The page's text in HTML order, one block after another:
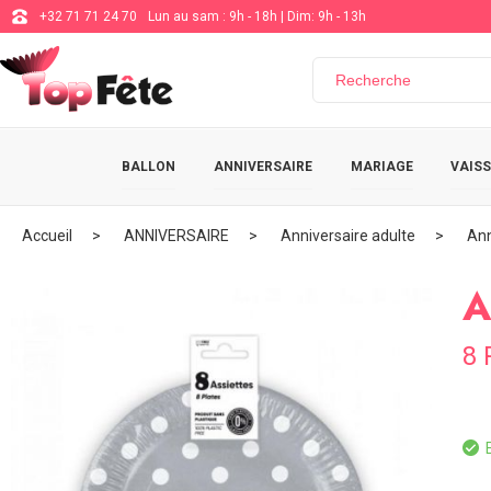
+32 71 71 24 70 Lun au sam : 9h - 18h | Dim: 9h - 13h
BALLON ANNIVERSAIRE MARIAGE
Accueil ANNIVERSAIRE Anniversaire adulte
8